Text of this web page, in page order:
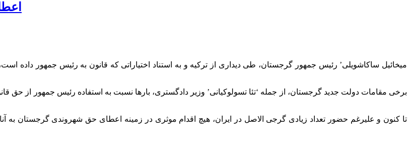
برخی مقامات دولت جدید گرجستان، از جمله ‘تئا تسولوکیانی’ وزیر دادگستری، بارها نسبت به استفاده رئیس جمهور از حق
تا کنون و علیرغم حضور تعداد زیادی گرجی الاصل در ایران، هیچ اقدام موثری در زمینه اعطای حق شهروندی گرجستان